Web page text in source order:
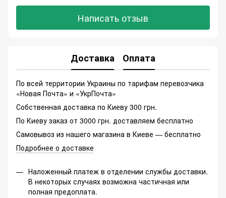
Написать отзыв
Доставка Оплата
По всей территории Украины по тарифам перевозчика
«Новая Почта» и «УкрПочта»
Собственная доставка по Киеву 300 грн.
По Киеву заказ от 3000 грн. доставляем бесплатно
Самовывоз из нашего магазина в Киеве — бесплатно
Подробнее о доставке
Наложенный платеж в отделении службы доставки.
В некоторых случаях возможна частичная или
полная предоплата.